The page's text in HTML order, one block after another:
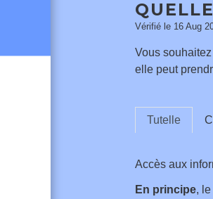
Vérifié le 16 Aug
Vous
elle peut
Tutelle
Accès aux
En principe,